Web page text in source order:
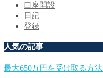
口座開設
日記
登録
人気の記事
最大650万円を受け取る方法